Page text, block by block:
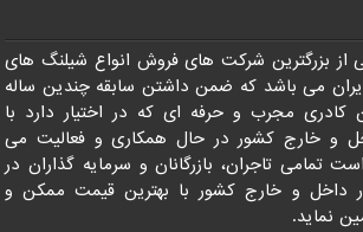
بزرگترین شرکت های فروش انواع شیلنگ های
می باشد که ضمن داشتن سابقه چندین ساله
مجرب و حرفه ای که در اختیار دارد با
و خارج کشور در حال همکاری و فعالیت می
تمامی تاجران، بازرگانان و سرمایه گذاران در
داخل و خارج کشور با بهترین قیمت ممکن و
نماید.